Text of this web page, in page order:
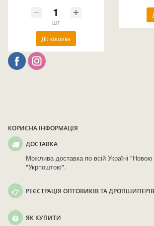
шт
До кошика
КОРИСНА ІНФОРМАЦІЯ
ДОСТАВКА
Можлива доставка по всій Україні
"Укрпоштою".
РЕЄСТРАЦІЯ ОПТОВИКІВ ТА ДРОПШИПЕРІВ
ЯК КУПИТИ